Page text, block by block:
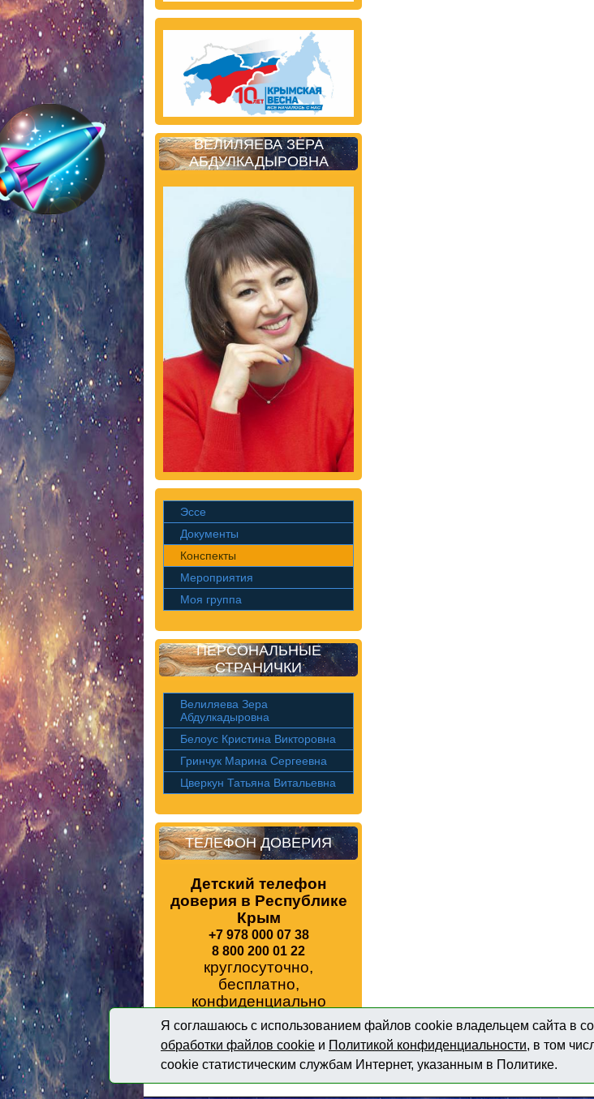
ВЕЛИЛЯЕВА ЗЕРА
АБДУЛКАДЫРОВНА
Эссе
Документы
Конспекты
Мероприятия
Моя группа
ПЕРСОНАЛЬНЫЕ
СТРАНИЧКИ
Велиляева Зера
Абдулкадыровна
Белоус Кристина Викторовна
Гринчук Марина Сергеевна
Цверкун Татьяна Витальевна
ТЕЛЕФОН ДОВЕРИЯ
Детский телефон
доверия в Республике
Крым
+7 978 000 07 38
8 800 200 01 22
круглосуточно,
бесплатно,
конфиденциально
учреждение «Крымский
республиканский центр социальных
служб для семьи, детей и молодежи»
Я соглашаюсь с использованием файлов cookie владельцем сайта в
обработки файлов сookie и Политикой конфиденциальности, в том
cookie статистическим службам Интернет, указанным в Политике.